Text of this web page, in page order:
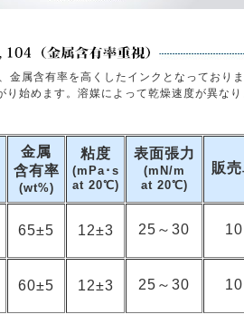
属含有率を高くしたインクとなっており
り始めます。溶媒によって乾燥速度が異な
金属
含有率
(wt%)
粘度
(mPa･s
at 20℃)
表面張力
(mN/m
at 20℃)
販
65±5 12±3 25～30 10
60±5 12±3 25～30 10